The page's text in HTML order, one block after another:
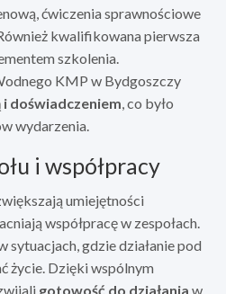
ćwiczenia sprawnościowe
kwalifikowana pierwsza
szkolenia.
KMP w Bydgoszczy
i doświadczeniem , co było
wydarzenia.
i współpracy
umiejętności
współpracę w zespołach.
sytuacjach, gdzie działanie pod
życie. Dzięki wspólnym
gotowość do działania w